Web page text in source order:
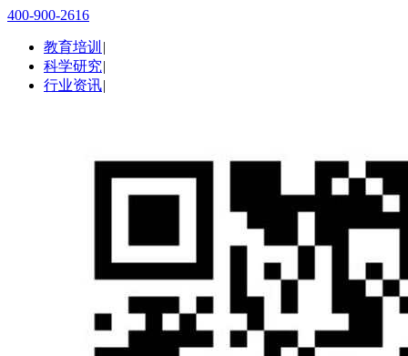
400-900-2616
教育培训 |
科学研究|
行业资讯|